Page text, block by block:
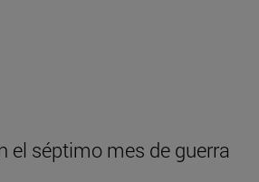
el séptimo mes de guerra